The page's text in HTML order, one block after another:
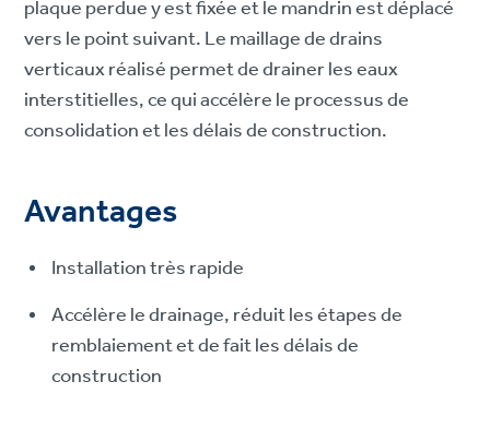
plaque perdue y est fixée et le mandrin est déplacé
vers le point suivant. Le maillage de drains
verticaux réalisé permet de drainer les eaux
interstitielles, ce qui accélère le processus de
consolidation et les délais de construction.
Avantages
Installation très rapide
Accélère le drainage, réduit les étapes de
remblaiement et de fait les délais de
construction